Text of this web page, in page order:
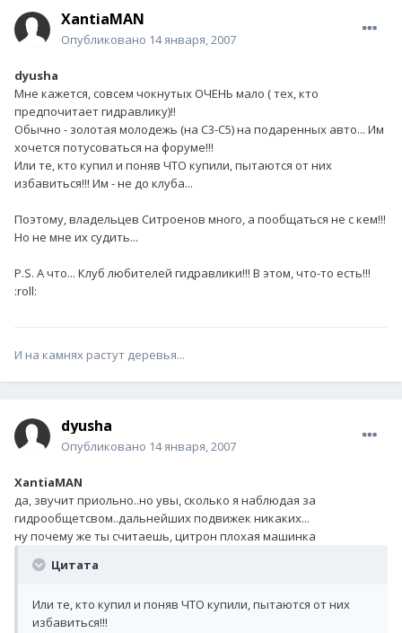
XantiaMAN
Опубликовано 14 января, 2007
dyusha
Мне кажется, совсем чокнутых ОЧЕНЬ мало ( тех, кто
предпочитает гидравлику)!!
Обычно - золотая молодежь (на С3-С5) на подаренных авто... Им
хочется потусоваться на форуме!!!
Или те, кто купил и поняв ЧТО купили, пытаются от них
избавиться!!! Им - не до клуба...
Поэтому, владельцев Ситроенов много, а пообщаться не с кем!!!
Но не мне их судить...
P.S. А что... Клуб любителей гидравлики!!! В этом, что-то есть!!!
:roll:
И на камнях растут деревья...
dyusha
Опубликовано 14 января, 2007
XantiaMAN
да, звучит приольно..но увы, сколько я наблюдая за
гидрообщетсвом..дальнейших подвижек никаких...
ну почему же ты считаешь, цитрон плохая машинка
Цитата
Или те, кто купил и поняв ЧТО купили, пытаются от них
избавиться!!!